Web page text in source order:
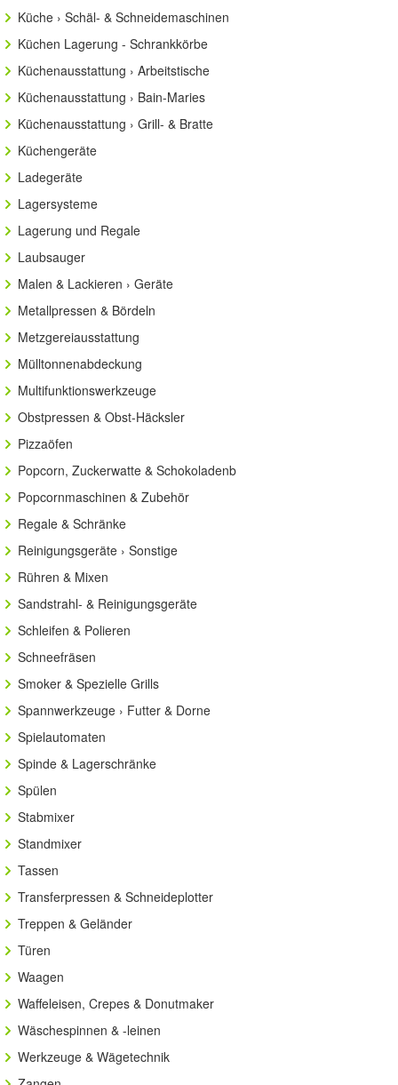
Küche › Schäl- & Schneidemaschinen
Küchen Lagerung - Schrankkörbe
Küchenausstattung › Arbeitstische
Küchenausstattung › Bain-Maries
Küchenausstattung › Grill- & Bratte
Küchengeräte
Ladegeräte
Lagersysteme
Lagerung und Regale
Laubsauger
Malen & Lackieren › Geräte
Metallpressen & Bördeln
Metzgereiausstattung
Mülltonnenabdeckung
Multifunktionswerkzeuge
Obstpressen & Obst-Häcksler
Pizzaöfen
Popcorn, Zuckerwatte & Schokoladenb
Popcornmaschinen & Zubehör
Regale & Schränke
Reinigungsgeräte › Sonstige
Rühren & Mixen
Sandstrahl- & Reinigungsgeräte
Schleifen & Polieren
Schneefräsen
Smoker & Spezielle Grills
Spannwerkzeuge › Futter & Dorne
Spielautomaten
Spinde & Lagerschränke
Spülen
Stabmixer
Standmixer
Tassen
Transferpressen & Schneideplotter
Treppen & Geländer
Türen
Waagen
Waffeleisen, Crepes & Donutmaker
Wäschespinnen & -leinen
Werkzeuge & Wägetechnik